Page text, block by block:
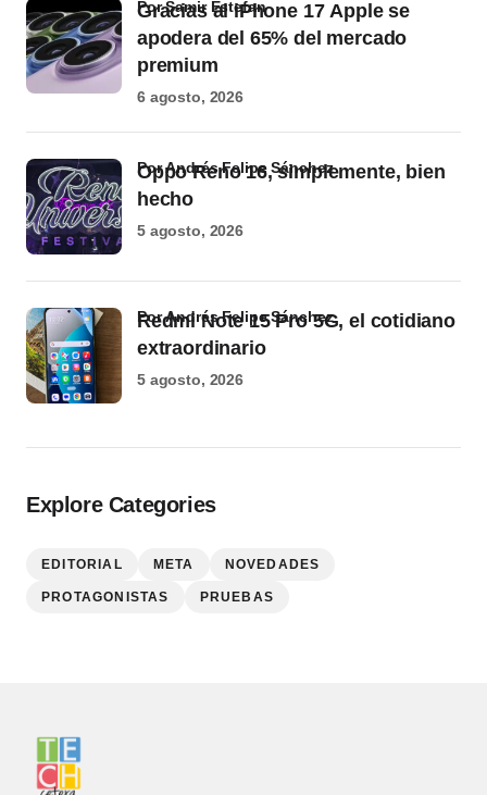
Gracias al iPhone 17 Apple se
apodera del 65% del mercado
premium
por Samir Estefan
6 agosto, 2026
Oppo Reno 16, simplemente, bien
hecho
por Andrés Felipe Sánchez
5 agosto, 2026
Redmi Note 15 Pro 5G, el cotidiano
extraordinario
por Andrés Felipe Sánchez
5 agosto, 2026
Explore Categories
EDITORIAL META NOVEDADES
PROTAGONISTAS PRUEBAS